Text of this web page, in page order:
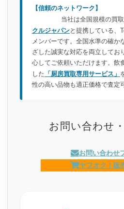
【信頼のネットワーク】
当社は全国規模の買取ポ
クルジャパンと提携している、
メンバーです。全国水準の確か
ざした誠実な対応を両立してお
心してご依頼いただけます。飲
した 「厨房買取専用サービス」
性の高い品物も適正価格で査定
お問い合わせ
お問い合わせ
ヤフオク！販